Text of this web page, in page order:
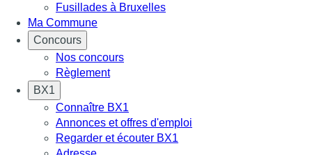
Fusillades à Bruxelles
Ma Commune
Concours
Nos concours
Règlement
BX1
Connaître BX1
Annonces et offres d'emploi
Regarder et écouter BX1